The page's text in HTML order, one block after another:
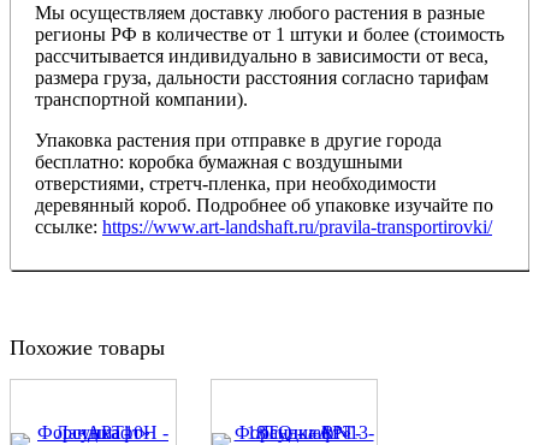
Мы осуществляем доставку любого растения в разные
регионы РФ в количестве от 1 штуки и более (стоимость
рассчитывается индивидуально в зависимости от веса,
размера груза, дальности расстояния согласно тарифам
транспортной компании).
Упаковка растения при отправке в другие города
бесплатно: коробка бумажная с воздушными
отверстиями, стретч-пленка, при необходимости
деревянный короб. Подробнее об упаковке изучайте по
ссылке: https://www.art-landshaft.ru/pravila-transportirovki/
Похожие товары